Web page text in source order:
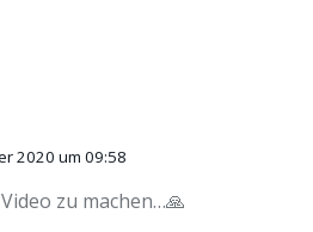
2020 um 09:58
zu machen…🙏